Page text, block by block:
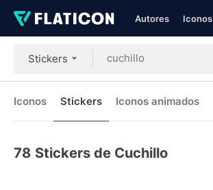
Autores Iconos
Stickers
Iconos Stickers Iconos animados
78 Stickers de Cuchillo